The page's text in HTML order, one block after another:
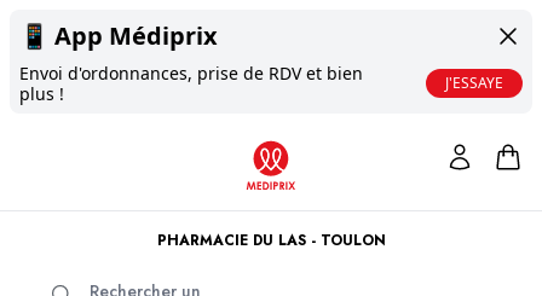
📱 App Médiprix
Envoi d'ordonnances, prise de RDV et bien
plus !
J'ESSAYE
PHARMACIE DU LAS - TOULON